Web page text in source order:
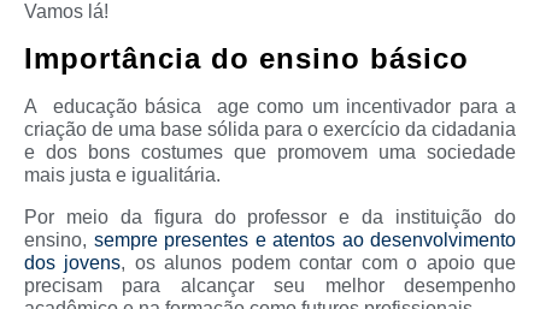
Vamos lá!
Importância do ensino básico
A educação básica age como um incentivador para a
criação de uma base sólida para o exercício da cidadania
e dos bons costumes que promovem uma sociedade
mais justa e igualitária.
Por meio da figura do professor e da instituição do
ensino, sempre presentes e atentos ao desenvolvimento
dos jovens, os alunos podem contar com o apoio que
precisam para alcançar seu melhor desempenho